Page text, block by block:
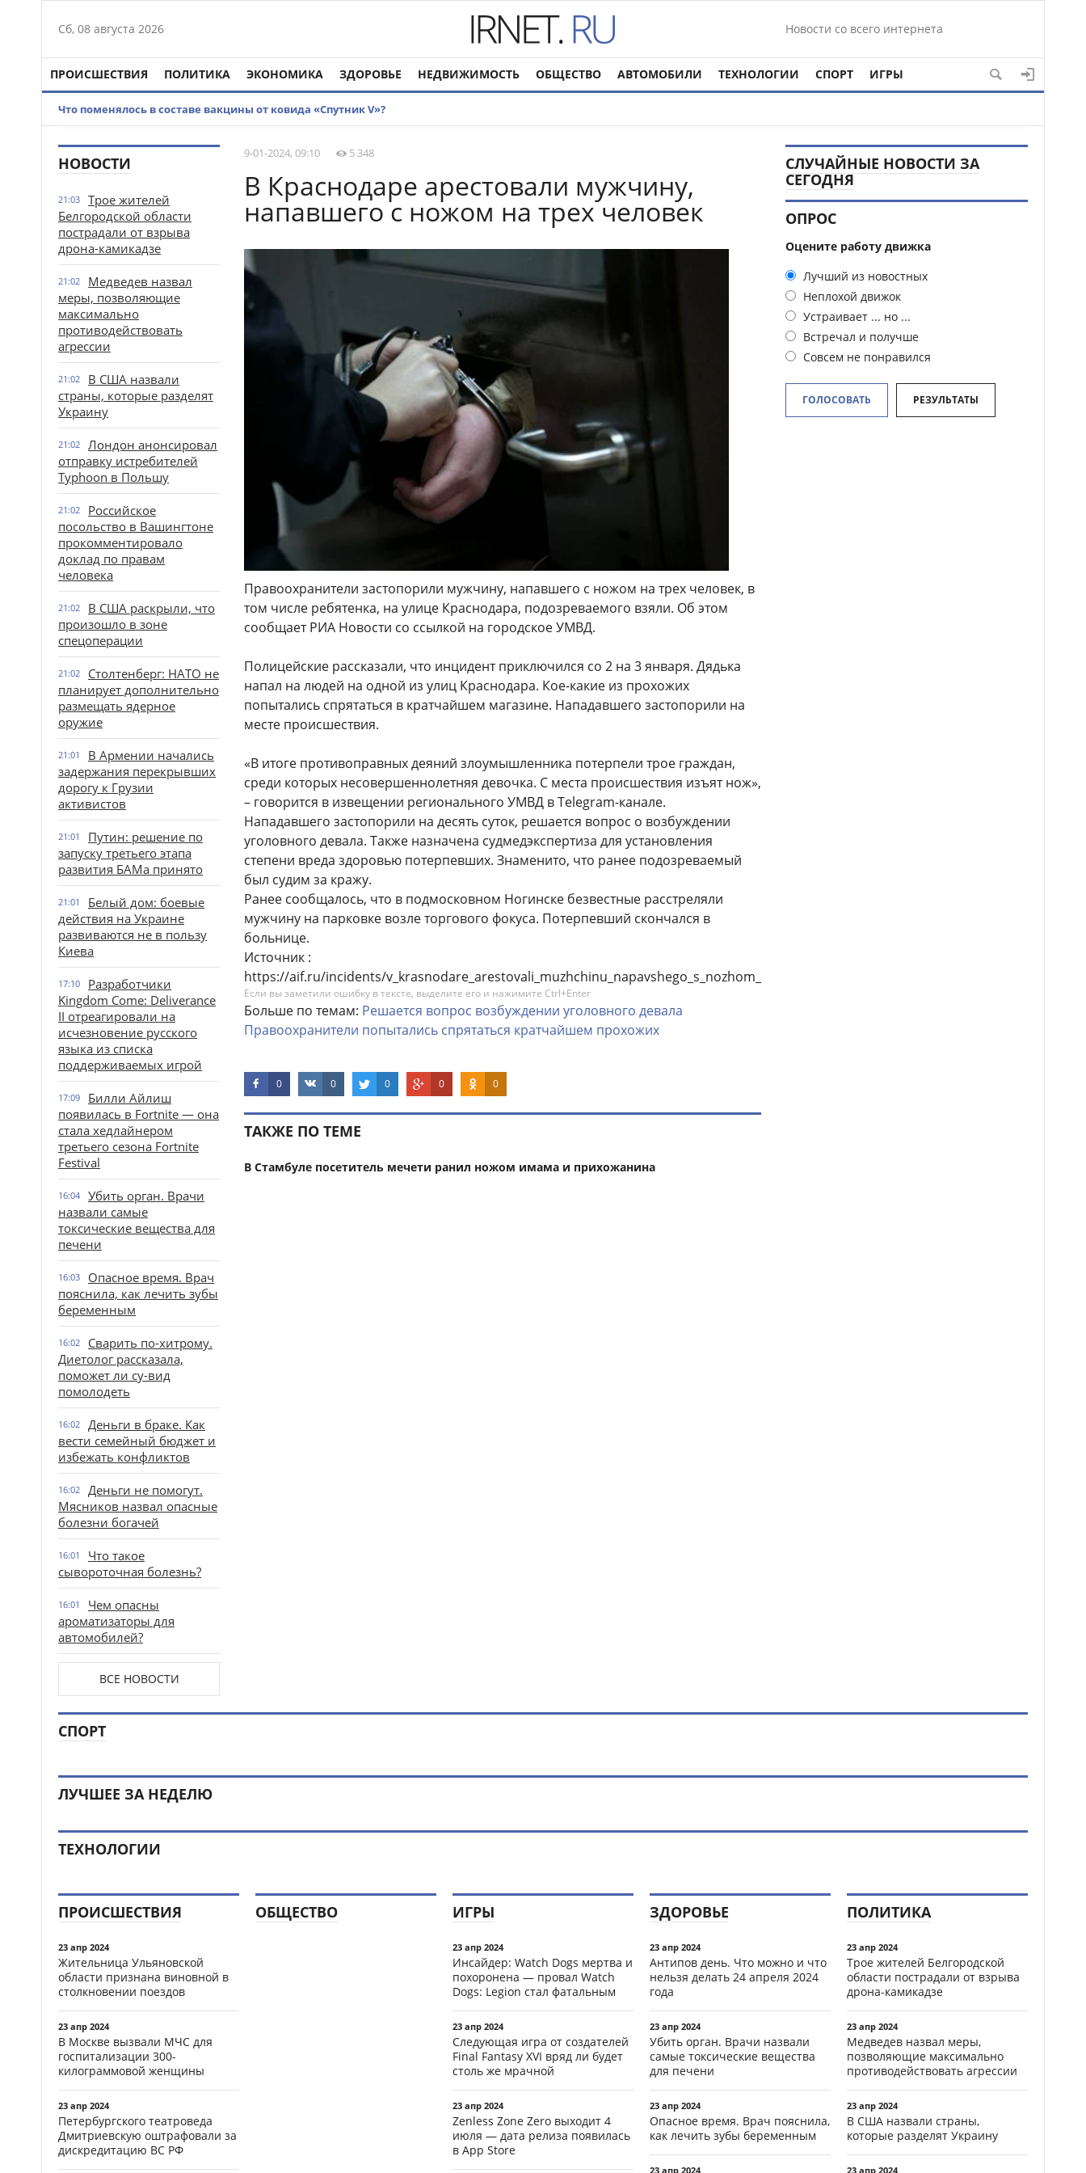
Сб, 08 августа 2026 Новости со всего интернета
ПРОИСШЕСТВИЯ ПОЛИТИКА ЭКОНОМИКА ЗДОРОВЬЕ НЕДВИЖИМОСТЬ ОБЩЕСТВО АВТОМОБИЛИ ТЕХНОЛОГИИ СПОРТ ИГРЫ
Что поменялось в составе вакцины от ковида «Спутник V»?
НОВОСТИ
21:03
Трое жителей
Белгородской области
пострадали от взрыва
дрона-камикадзе
21:02
Медведев назвал
меры, позволяющие
максимально
противодействовать
агрессии
21:02
В США назвали
страны, которые разделят
Украину
21:02
Лондон анонсировал
отправку истребителей
Typhoon в Польшу
21:02
Российское
посольство в Вашингтоне
прокомментировало
доклад по правам
человека
21:02
В США раскрыли, что
произошло в зоне
спецоперации
21:02
Столтенберг: НАТО не
планирует дополнительно
размещать ядерное
оружие
21:01
В Армении начались
задержания перекрывших
дорогу к Грузии
активистов
21:01
Путин: решение по
запуску третьего этапа
развития БАМа принято
21:01
Белый дом: боевые
действия на Украине
развиваются не в пользу
Киева
17:10
Разработчики
Kingdom Come: Deliverance
II отреагировали на
исчезновение русского
языка из списка
поддерживаемых игрой
17:09
Билли Айлиш
появилась в Fortnite — она
стала хедлайнером
третьего сезона Fortnite
Festival
16:04
Убить орган. Врачи
назвали самые
токсические вещества для
печени
16:03
Опасное время. Врач
пояснила, как лечить зубы
беременным
16:02
Сварить по-хитрому.
Диетолог рассказала,
поможет ли су-вид
помолодеть
16:02
Деньги в браке. Как
вести семейный бюджет и
избежать конфликтов
16:02
Деньги не помогут.
Мясников назвал опасные
болезни богачей
16:01
Что такое
сывороточная болезнь?
16:01
Чем опасны
ароматизаторы для
автомобилей?
ВСЕ НОВОСТИ
9-01-2024, 09:10 5 348
В Краснодаре арестовали мужчину,
напавшего с ножом на трех человек
Правоохранители застопорили мужчину, напавшего с ножом на трех человек, в
том числе ребятенка, на улице Краснодара, подозреваемого взяли. Об этом
сообщает РИА Новости со ссылкой на городское УМВД.
Полицейские рассказали, что инцидент приключился со 2 на 3 января. Дядька
напал на людей на одной из улиц Краснодара. Кое-какие из прохожих
попытались спрятаться в кратчайшем магазине. Нападавшего застопорили на
месте происшествия.
«В итоге противоправных деяний злоумышленника потерпели трое граждан,
среди которых несовершеннолетняя девочка. С места происшествия изъят нож»,
– говорится в извещении регионального УМВД в Telegram-канале.
Нападавшего застопорили на десять суток, решается вопрос о возбуждении
уголовного девала. Также назначена судмедэкспертиза для установления
степени вреда здоровью потерпевших. Знаменито, что ранее подозреваемый
был судим за кражу.
Ранее сообщалось, что в подмосковном Ногинске безвестные расстреляли
мужчину на парковке возле торгового фокуса. Потерпевший скончался в
больнице.
Источник :
https://aif.ru/incidents/v_krasnodare_arestovali_muzhchinu_napavshego_s_nozhom_na_treh_chelovek
Если вы заметили ошибку в тексте, выделите его и нажимите Ctrl+Enter
Больше по темам: Решается вопрос возбуждении уголовного девала
Правоохранители попытались спрятаться кратчайшем прохожих
0 0 0 0 0
ТАКЖЕ ПО ТЕМЕ
В Стамбуле посетитель мечети ранил ножом имама и прихожанина
СЛУЧАЙНЫЕ НОВОСТИ ЗА
СЕГОДНЯ
ОПРОС
Оцените работу движка
Лучший из новостных
Неплохой движок
Устраивает ... но ...
Встречал и получше
Совсем не понравился
ГОЛОСОВАТЬ РЕЗУЛЬТАТЫ
СПОРТ
ЛУЧШЕЕ ЗА НЕДЕЛЮ
ТЕХНОЛОГИИ
ПРОИСШЕСТВИЯ
23 апр 2024
Жительница Ульяновской
области признана виновной в
столкновении поездов
23 апр 2024
В Москве вызвали МЧС для
госпитализации 300-
килограммовой женщины
23 апр 2024
Петербургского театроведа
Дмитриевскую оштрафовали за
дискредитацию ВС РФ
ОБЩЕСТВО ИГРЫ
23 апр 2024
Инсайдер: Watch Dogs мертва и
похоронена — провал Watch
Dogs: Legion стал фатальным
23 апр 2024
Следующая игра от создателей
Final Fantasy XVI вряд ли будет
столь же мрачной
23 апр 2024
Zenless Zone Zero выходит 4
июля — дата релиза появилась
в App Store
ЗДОРОВЬЕ
23 апр 2024
Антипов день. Что можно и что
нельзя делать 24 апреля 2024
года
23 апр 2024
Убить орган. Врачи назвали
самые токсические вещества
для печени
23 апр 2024
Опасное время. Врач пояснила,
как лечить зубы беременным
23 апр 2024
ПОЛИТИКА
23 апр 2024
Трое жителей Белгородской
области пострадали от взрыва
дрона-камикадзе
23 апр 2024
Медведев назвал меры,
позволяющие максимально
противодействовать агрессии
23 апр 2024
В США назвали страны,
которые разделят Украину
23 апр 2024